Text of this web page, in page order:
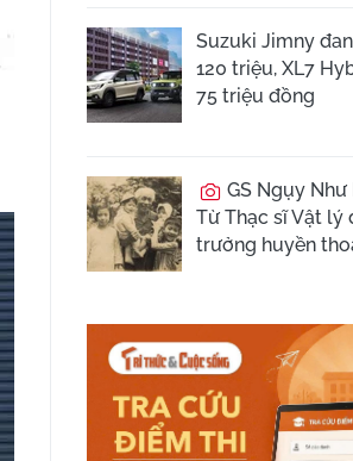
Suzuki Jimny
120 triệu, XL7
75 triệu đồng
GS Ngụy Như
Từ Thạc sĩ Vật lý
trưởng huyền